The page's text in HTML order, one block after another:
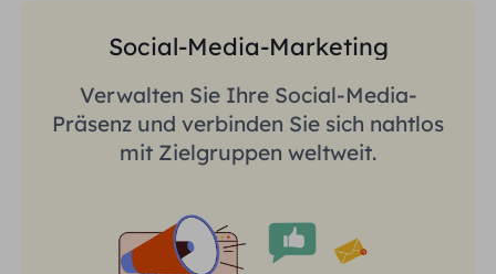
Social-Media-Marketing
Verwalten Sie Ihre Social-Media-
Präsenz und verbinden Sie sich nahtlos
mit Zielgruppen weltweit.